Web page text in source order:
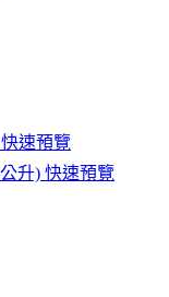
快速預覽
快速預覽